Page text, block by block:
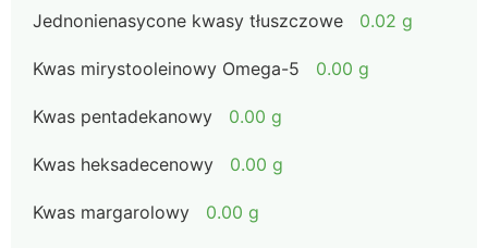
Jednonienasycone kwasy tłuszczowe 0.02 g
Kwas mirystooleinowy Omega-5 0.00 g
Kwas pentadekanowy 0.00 g
Kwas heksadecenowy 0.00 g
Kwas margarolowy 0.00 g